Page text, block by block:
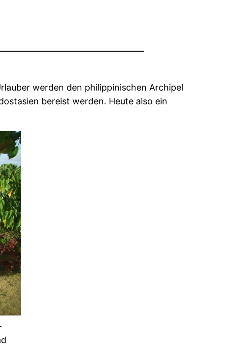
werden den philippinischen Archipel
bereist werden. Heute also ein